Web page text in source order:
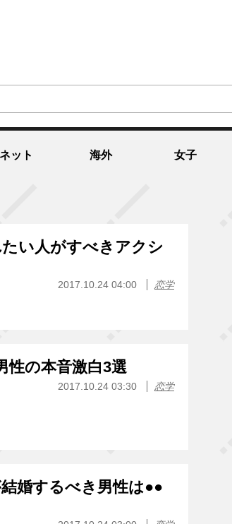
ネット 海外 女子
い人がすべきアクシ
2017.10.24 04:00 恋学
性の本音激白3選
2017.10.24 03:30 恋学
婚するべき男性は●●